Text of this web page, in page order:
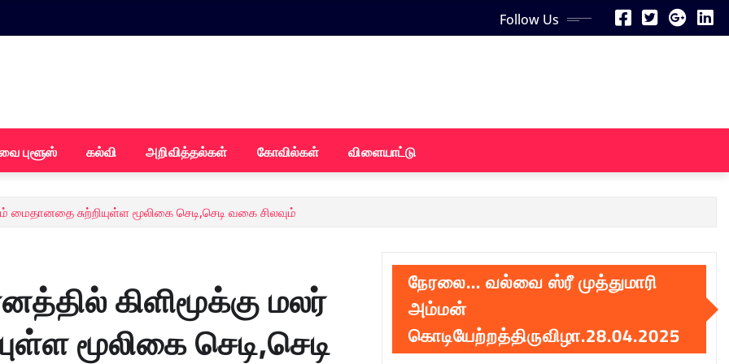
Follow Us
புளூஸ் கல்வி அறிவித்தல்கள் கோவில்கள் விளையாட்டு
சுற்றியுள்ள மூலிகை செடி,செடி வகை சிலவும்
கிளிமூக்கு மலர்
மூலிகை செடி,செடி
நேரலை… வல்வை ஸ்ரீ முத்துமாரி
அம்மன்
கொடியேற்றத்திருவிழா.28.04.2025